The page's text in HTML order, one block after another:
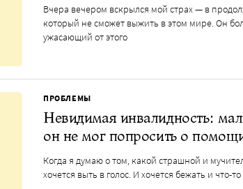
Вчера вечером вскрылся мой страх — в
который не сможет выжить в этом мире. Он
ужасающий от этого
ПРОБЛЕМЫ
Невидимая инвалидность:
он не мог попросить о
Когда я думаю о том, какой страшной и
хочется выть в голос. И хочется бежать и что-то